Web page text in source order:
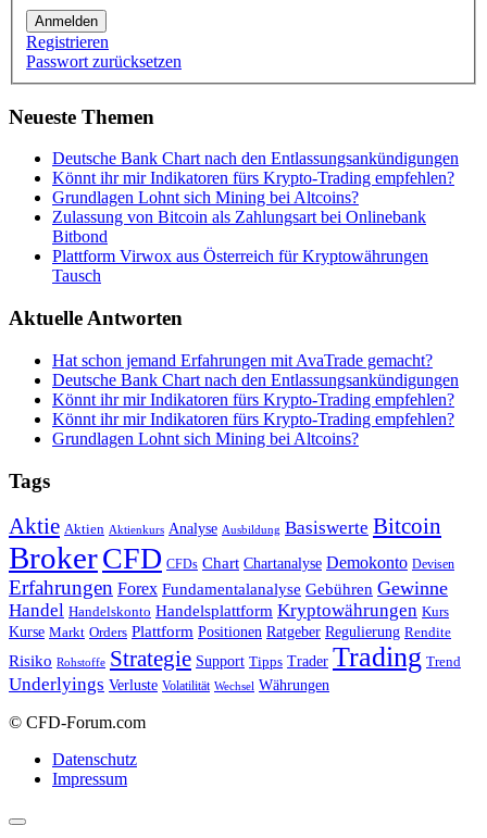
Anmelden
Registrieren
Passwort zurücksetzen
Neueste Themen
Deutsche Bank Chart nach den Entlassungsankündigungen
Könnt ihr mir Indikatoren fürs Krypto-Trading empfehlen?
Grundlagen Lohnt sich Mining bei Altcoins?
Zulassung von Bitcoin als Zahlungsart bei Onlinebank
Bitbond
Plattform Virwox aus Österreich für Kryptowährungen
Tausch
Aktuelle Antworten
Hat schon jemand Erfahrungen mit AvaTrade gemacht?
Deutsche Bank Chart nach den Entlassungsankündigungen
Könnt ihr mir Indikatoren fürs Krypto-Trading empfehlen?
Könnt ihr mir Indikatoren fürs Krypto-Trading empfehlen?
Grundlagen Lohnt sich Mining bei Altcoins?
Tags
Aktie Aktien Aktienkurs Analyse Ausbildung Basiswerte Bitcoin
BrokerCFD CFDs Chart Chartanalyse Demokonto Devisen
Erfahrungen Forex Fundamentalanalyse Gebühren Gewinne
Handel Handelskonto Handelsplattform Kryptowährungen Kurs
Kurse Markt Orders Plattform Positionen Ratgeber Regulierung Rendite
Risiko Rohstoffe Strategie Support Tipps Trader Trading Trend
Underlyings Verluste Volatilität Wechsel Währungen
© CFD-Forum.com
Datenschutz
Impressum